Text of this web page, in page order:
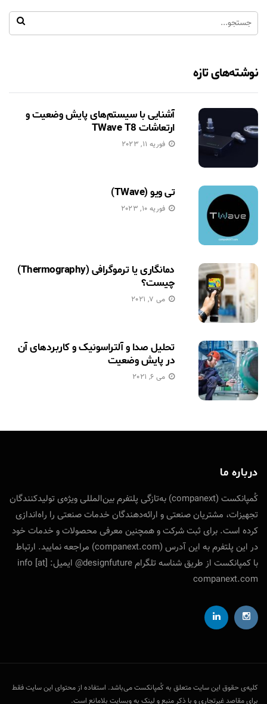
نوشته‌های تازه
آشنایی با سیستم‌های پایش وضعیت و
ارتعاشات TWave T8
فوریه 11, 2023
تی ویو (TWave)
فوریه 10, 2023
دمانگاری یا ترموگرافی (Thermography)
چیست؟
می 7, 2021
تحلیل صدا و آلتراسونیک و کاربردهای آن
در پایش وضعیت
می 6, 2021
درباره ما
کُمپانکست (companext) به‌تازگی پلتفرم بین‌المللی ویژه‌ی تولید‌کنندگان
تجهیزات، مشتریان صنعتی و ارائه‌دهندگان خدمات صنعتی را راه‌اندازی
کرده است. برای ثبت شرکت و همچنین معرفی محصولات و خدمات خود
در این پلتفرم به این آدرس (companext.com) مراجعه نمایید. ارتباط
با کمپانکست از طریق شناسه تلگرام designfuture@ ایمیل: info [at]
companext.com
کلیه‌ی حقوق این سایت متعلق به کُمپانکست می‌باشد. استفاده از محتوای این سایت فقط
برای مقاصد غیرتجاری و با ذکر منبع و لینک به وبسایت بلامانع است.